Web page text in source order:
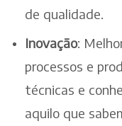
de qualidade.
Inovação:
processos e
técnicas e
aquilo que